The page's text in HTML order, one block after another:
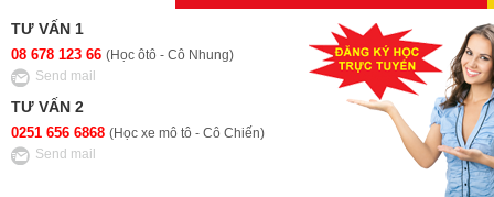
TƯ VẤN 1
08 678 123 66 (Học ôtô - Cô Nhung)
Send mail
TƯ VẤN 2
0251 656 6868 (Học xe mô tô - Cô Chiến)
Send mail